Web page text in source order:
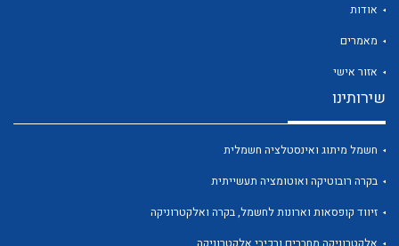
אודות
מאמרים
אזור אישי
שירותינו
חשמל מיתוג ואינסטלציה חשמלית
בקרה רובוטיקה ואוטומציה תעשייתית
זיווד קופסאות וארונות לחשמל, בקרה ואלקטרוניקה